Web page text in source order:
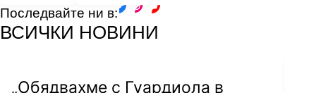
Последвайте ни в:
ВСИЧКИ НОВИНИ
„Обядвахме с Гуардиола в